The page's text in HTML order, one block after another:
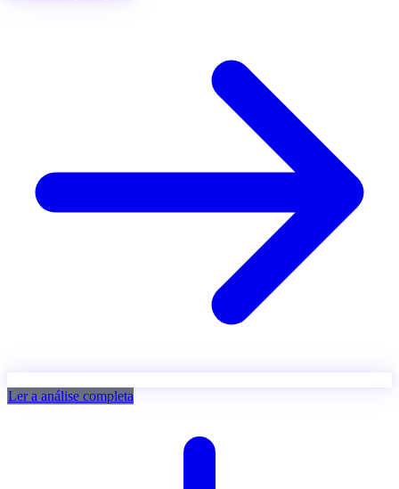
Ler a análise completa